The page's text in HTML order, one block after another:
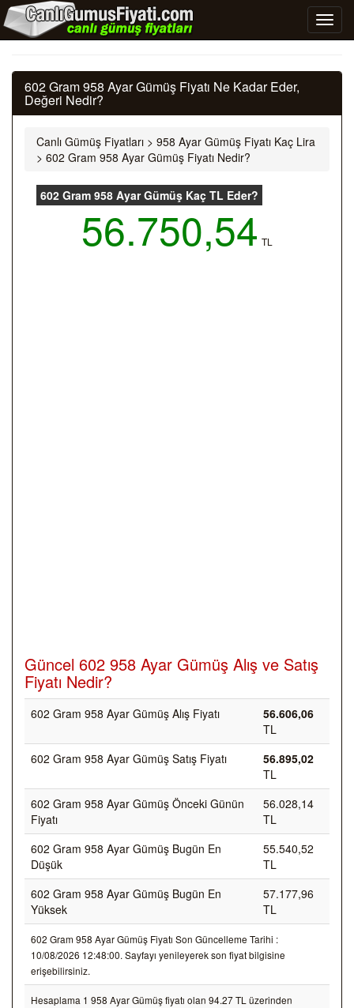
602 Gram 958 Ayar Gümüş Fiyatı Ne Kadar Eder,
Değeri Nedir?
Canlı Gümüş Fiyatları > 958 Ayar Gümüş Fiyatı Kaç Lira
> 602 Gram 958 Ayar Gümüş Fiyatı Nedir?
602 Gram 958 Ayar Gümüş Kaç TL Eder?
56.750,54 TL
Güncel 602 958 Ayar Gümüş Alış ve Satış
Fiyatı Nedir?
602 Gram 958 Ayar Gümüş Alış Fiyatı
56.606,06
TL
602 Gram 958 Ayar Gümüş Satış Fiyatı
56.895,02
TL
602 Gram 958 Ayar Gümüş Önceki Günün
Fiyatı
56.028,14
TL
602 Gram 958 Ayar Gümüş Bugün En
Düşük
55.540,52
TL
602 Gram 958 Ayar Gümüş Bugün En
Yüksek
57.177,96
TL
602 Gram 958 Ayar Gümüş Fiyatı Son Güncelleme Tarihi :
10/08/2026 12:48:00. Sayfayı yenileyerek son fiyat bilgisine
erişebilirsiniz.
Hesaplama 1 958 Ayar Gümüş fiyatı olan 94.27 TL üzerinden